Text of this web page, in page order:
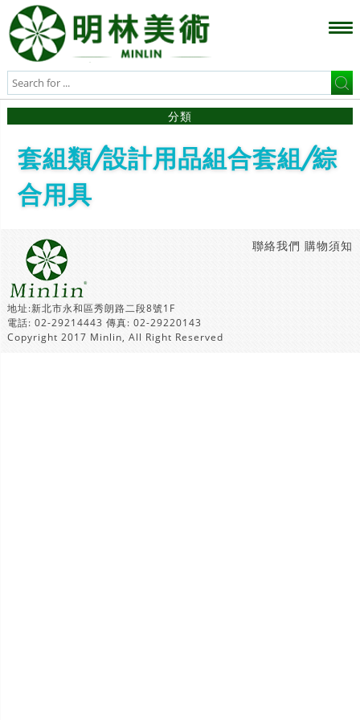
分類
套組類/設計用品組合套組/綜
合用具
購物須知
聯絡我們
地址:新北市永和區秀朗路二段8號1F
電話: 02-29214443 傳真: 02-29220143
Copyright 2017 Minlin, All Right Reserved